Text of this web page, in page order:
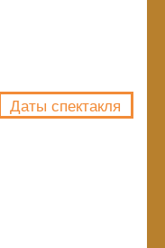
Даты спектакля